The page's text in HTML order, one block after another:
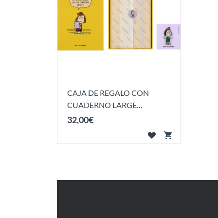
CAJA DE REGALO CON
CUADERNO LARGE
AMARILO TAPA DURA Y
LIMITADA...
32,00€